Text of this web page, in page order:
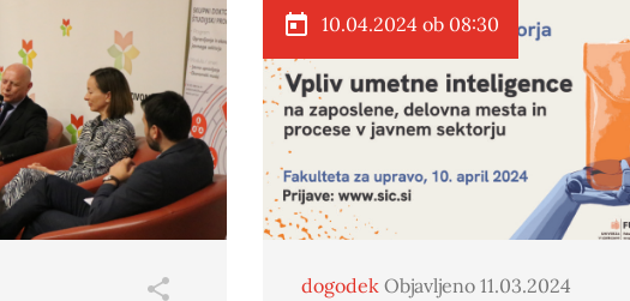
10.04.2024 ob 08:30
dogodek Objavljeno 11.03.2024